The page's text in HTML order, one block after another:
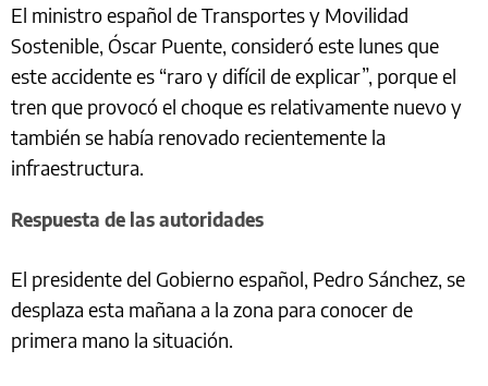
El ministro español de Transportes y Movilidad
Sostenible, Óscar Puente, consideró este lunes que
este accidente es “raro y difícil de explicar”, porque el
tren que provocó el choque es relativamente nuevo y
también se había renovado recientemente la
infraestructura.
Respuesta de las autoridades
El presidente del Gobierno español, Pedro Sánchez, se
desplaza esta mañana a la zona para conocer de
primera mano la situación.